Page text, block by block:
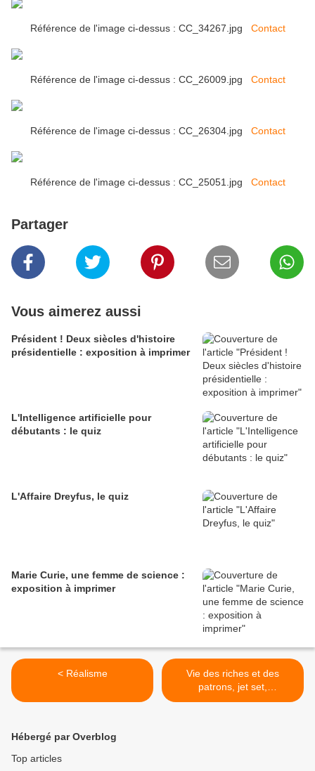
Référence de l'image ci-dessus : CC_34267.jpg Contact
Référence de l'image ci-dessus : CC_26009.jpg Contact
Référence de l'image ci-dessus : CC_26304.jpg Contact
Référence de l'image ci-dessus : CC_25051.jpg Contact
Partager
Vous aimerez aussi
Président ! Deux siècles d'histoire
présidentielle : exposition à imprimer
L'Intelligence artificielle pour
débutants : le quiz
L'Affaire Dreyfus, le quiz
Marie Curie, une femme de science :
exposition à imprimer
< Réalisme
Vie des riches et des
patrons, jet set,
bourgeoisie, haute société,
Hébergé par Overblog
Top articles